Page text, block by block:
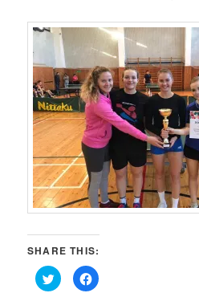
SHARE THIS:
Click
to
Click
to